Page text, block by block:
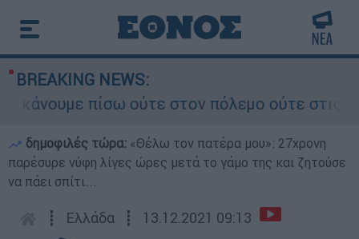
BREAKING NEWS:
πίσω ούτε στον πόλεμο ούτε στις
δημοφιλές τώρα: «Θέλω τον πατέρα μου»: 27χρονη
παρέσυρε νύφη λίγες ώρες μετά το γάμο της και ζητούσε
να πάει σπίτι...
┋ Ελλάδα ┋ 13.12.2021 09:13